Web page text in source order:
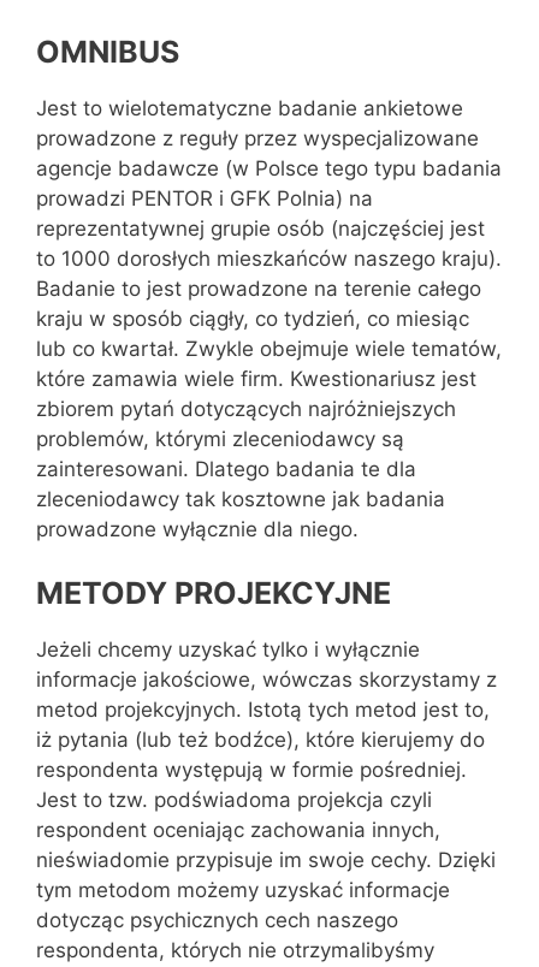
OMNIBUS
Jest to wielotematyczne badanie ankietowe
prowadzone z reguły przez wyspecjalizowane
agencje badawcze (w Polsce tego typu badania
prowadzi PENTOR i GFK Polnia) na
reprezentatywnej grupie osób (najczęściej jest
to 1000 dorosłych mieszkańców naszego kraju).
Badanie to jest prowadzone na terenie całego
kraju w sposób ciągły, co tydzień, co miesiąc
lub co kwartał. Zwykle obejmuje wiele tematów,
które zamawia wiele firm. Kwestionariusz jest
zbiorem pytań dotyczących najróżniejszych
problemów, którymi zleceniodawcy są
zainteresowani. Dlatego badania te dla
zleceniodawcy tak kosztowne jak badania
prowadzone wyłącznie dla niego.
METODY PROJEKCYJNE
Jeżeli chcemy uzyskać tylko i wyłącznie
informacje jakościowe, wówczas skorzystamy z
metod projekcyjnych. Istotą tych metod jest to,
iż pytania (lub też bodźce), które kierujemy do
respondenta występują w formie pośredniej.
Jest to tzw. podświadoma projekcja czyli
respondent oceniając zachowania innych,
nieświadomie przypisuje im swoje cechy. Dzięki
tym metodom możemy uzyskać informacje
dotycząc psychicznych cech naszego
respondenta, których nie otrzymalibyśmy